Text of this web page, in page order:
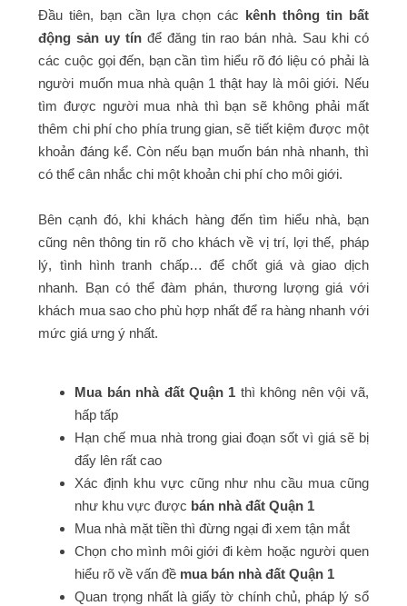
Đầu tiên, bạn cần lựa chọn các
kênh thông tin bất
động sản uy tínđể đăng tin rao bán nhà. Sau khi có
các cuộc gọi đến, bạn cần tìm hiểu rõ đó liệu có phải là
người muốn mua nhà quận 1 thật hay là môi giới. Nếu
tìm được người mua nhà thì bạn sẽ không phải mất
thêm chi phí cho phía trung gian, sẽ tiết kiệm được một
khoản đáng kể. Còn nếu bạn muốn bán nhà nhanh, thì
có thể cân nhắc chi một khoản chi phí cho môi giới.
Bên cạnh đó, khi khách hàng đến tìm hiểu nhà, bạn
cũng nên thông tin rõ cho khách về vị trí, lợi thế, pháp
lý, tình hình tranh chấp… để chốt giá và giao dịch
nhanh. Bạn có thể đàm phán, thương lượng giá với
khách mua sao cho phù hợp nhất để ra hàng nhanh với
mức giá ưng ý nhất.
Mua bán nhà đất Quận 1 thì không nên vội vã,
hấp tấp
Hạn chế mua nhà trong giai đoạn sốt vì giá sẽ bị
đẩy lên rất cao
Xác định khu vực cũng như nhu cầu mua cũng
như khu vực được bán nhà đất Quận 1
Mua nhà mặt tiền thì đừng ngại đi xem tận mắt
Chọn cho mình môi giới đi kèm hoặc người quen
hiểu rõ về vấn đề mua bán nhà đất Quận 1
Quan trọng nhất là giấy tờ chính chủ, pháp lý sổ